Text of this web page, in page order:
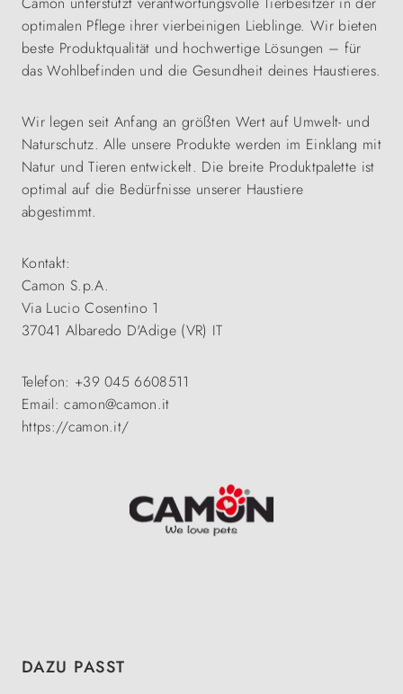
optimalen Pflege ihrer vierbeinigen Lieblinge. Wir bieten
beste Produktqualität und hochwertige Lösungen – für
das Wohlbefinden und die Gesundheit deines Haustieres.
Wir legen seit Anfang an größten Wert auf Umwelt- und
Naturschutz. Alle unsere Produkte werden im Einklang mit
Natur und Tieren entwickelt. Die breite Produktpalette ist
optimal auf die Bedürfnisse unserer Haustiere
abgestimmt.
Kontakt:
Camon S.p.A.
Via Lucio Cosentino 1
37041 Albaredo D'Adige (VR) IT
Telefon: +39 045 6608511
Email: camon@camon.it
https://camon.it/
Produktgalerie überspringen
DAZU PASST